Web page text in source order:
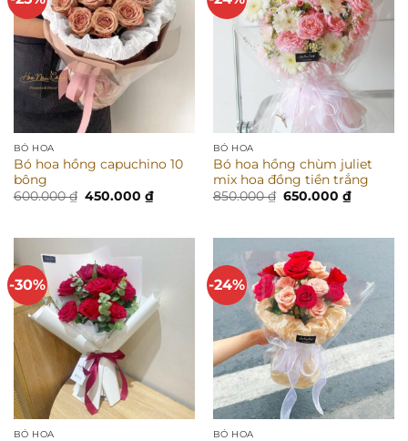
BÓ HOA
Bó hoa hồng capuchino 10
bông
600.000₫ Giá
450.000 ₫Giá
hiện
450.000 ₫.
BÓ HOA
Bó hoa hồng chùm juliet
mix hoa đồng tiền trắng
850.000₫ Giá
650.000 ₫Giá
hiện
650.000
-30%
BÓ HOA
-24%
BÓ HOA